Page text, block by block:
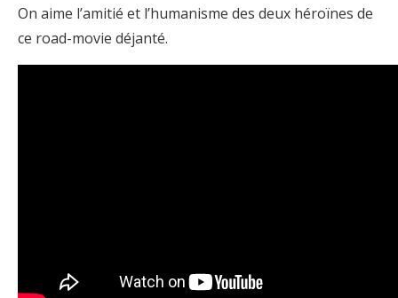
On aime l’amitié et l’humanisme des deux héroïnes de
ce road-movie déjanté.